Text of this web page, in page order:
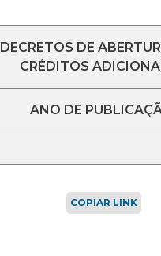
DECRETOS DE
CRÉDITOS
ANO DE
COPIAR LINK